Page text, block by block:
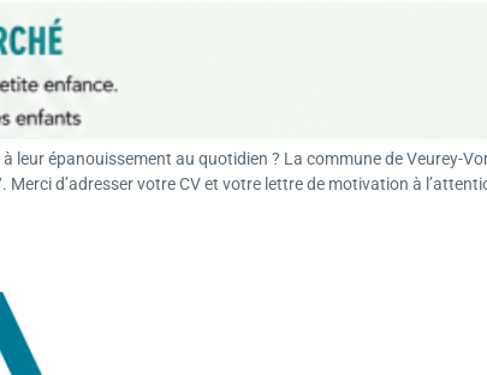
épanouissement au quotidien ? La commune de Veurey-
Merci d’adresser votre CV et votre lettre de motivation à